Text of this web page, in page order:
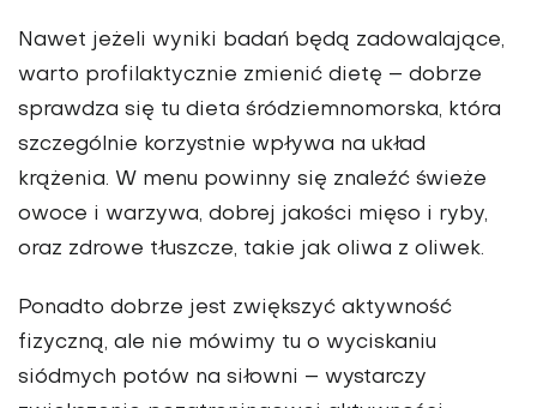
Nawet jeżeli wyniki badań będą zadowalające,
warto profilaktycznie zmienić dietę – dobrze
sprawdza się tu dieta śródziemnomorska, która
szczególnie korzystnie wpływa na układ
krążenia. W menu powinny się znaleźć świeże
owoce i warzywa, dobrej jakości mięso i ryby,
oraz zdro­we tłuszcze, takie jak oliwa z oliwek.
Ponadto dobrze jest zwiększyć aktyw­ność
fizyczną, ale nie mówimy tu o wy­ciskaniu
siódmych potów na siłowni – wystarczy